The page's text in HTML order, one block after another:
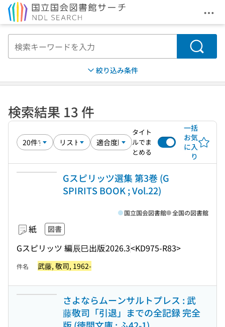
メ
検索
絞り込み条件
検索結果 13 件
タイト
ルでま
とめる
一括
お気
に入
り
Gスピリッツ選集 第3巻 (G
SPIRITS BOOK ; Vol.22)
紙 図書
Gスピリッツ 編辰巳出版2026.3<KD975-R83>
国立国会図書館 全国の図書館
件名 武藤, 敬司, 1962-
さよならムーンサルトプレス : 武
藤敬司「引退」までの全記録 完全